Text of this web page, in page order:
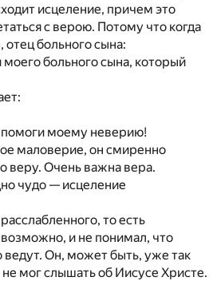
исцеление, причем это
с верою. Потому что когда
больного сына:
больного сына, который
моему неверию!
маловерие, он смиренно
веру. Очень важна вера.
чудо — исцеление
то есть
и не понимал, что
ведут. Он, может быть, уже так
мог слышать об Иисусе Христе.